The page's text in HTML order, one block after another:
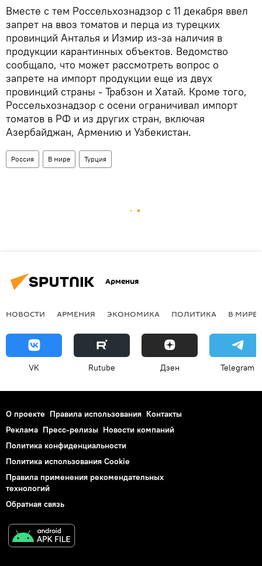
Вместе с тем Россельхознадзор с 11 декабря ввел
запрет на ввоз томатов и перца из турецких
провинций Анталья и Измир из-за наличия в
продукции карантинных объектов. Ведомство
сообщало, что может рассмотреть вопрос о
запрете на импорт продукции еще из двух
провинций страны - Трабзон и Хатай. Кроме того,
Россельхознадзор с осени ограничивал импорт
томатов в РФ и из других стран, включая
Азербайджан, Армению и Узбекистан.
Россия В мире Турция
Армения
НОВОСТИ АРМЕНИЯ ЭКОНОМИКА ПОЛИТИКА В МИРЕ
VK Rutube Дзен Telegram
О проекте Правила использования Контакты
Реклама Пресс-релизы Новости компаний
Политика конфиденциальности
Политика использования Cookie
Правила применения рекомендательных
технологий
Обратная связь